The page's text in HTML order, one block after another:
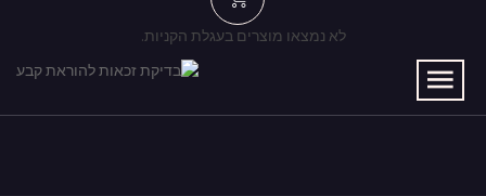
לא נמצאו מוצרים בעגלת הקניות.